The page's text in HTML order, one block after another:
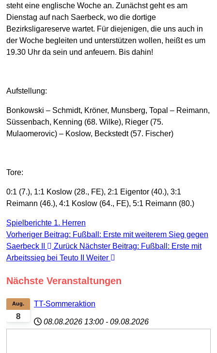
steht eine englische Woche an. Zunächst geht es am
Dienstag auf nach Saerbeck, wo die dortige
Bezirksligareserve wartet. Für diejenigen, die uns auch in
der Woche begleiten und unterstützen wollen, heißt es um
19.30 Uhr da sein und anfeuern. Bis dahin!
Aufstellung:
Bonkowski – Schmidt, Kröner, Munsberg, Topal – Reimann,
Süssenbach, Kenning (68. Wilke), Rieger (75.
Mulaomerovic) – Koslow, Beckstedt (57. Fischer)
Tore:
0:1 (7.), 1:1 Koslow (28., FE), 2:1 Eigentor (40.), 3:1
Reimann (46.), 4:1 Koslow (64., FE), 5:1 Reimann (80.)
Spielberichte 1. Herren
Vorheriger Beitrag: Fußball: Erste mit weiterem Sieg gegen
Saerbeck II
Zurück Nächster Beitrag: Fußball: Erste mit
Arbeitssieg bei Teuto II Weiter
Nächste Veranstaltungen
8
Aug. TT-Sommeraktion
08.08.2026 13:00 - 09.08.2026